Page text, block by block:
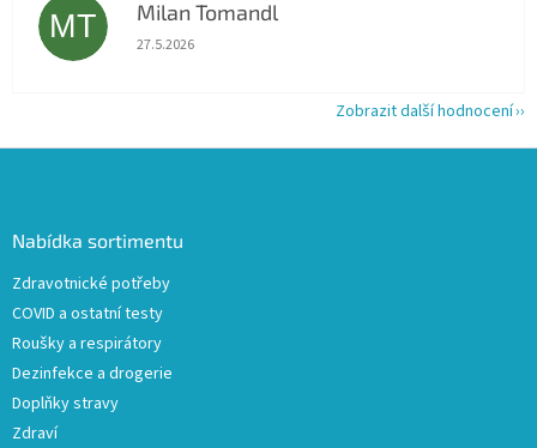
MT Milan Tomandl
Hodnocení obchodu je 5 z 5 hvězdiček.
27.5.2026
Zobrazit další hodnocení
Nabídka sortimentu
Zdravotnické potřeby
COVID a ostatní testy
Roušky a respirátory
Dezinfekce a drogerie
Doplňky stravy
Zdraví